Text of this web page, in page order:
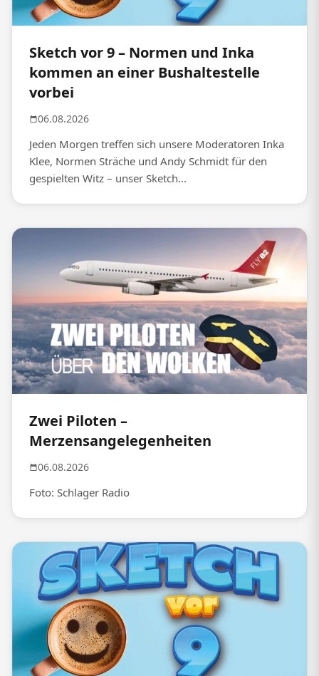
Sketch vor 9 – Normen und Inka
kommen an einer Bushaltestelle
vorbei
06.08.2026
Jeden Morgen treffen sich unsere Moderatoren Inka
Klee, Normen Sträche und Andy Schmidt für den
gespielten Witz – unser Sketch...
Zwei Piloten –
Merzensangelegenheiten
06.08.2026
Foto: Schlager Radio